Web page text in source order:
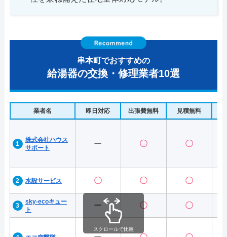
串本町でおすすめの
給湯器の交換・修理業者10選
業者名 即日対応 出張費無料 見積無料
株式会社ハウス
サポート
ー 〇 〇
水設サービス 〇 〇 〇
sky-ecoキュー
ト
ー 〇 〇
スクロールで比較